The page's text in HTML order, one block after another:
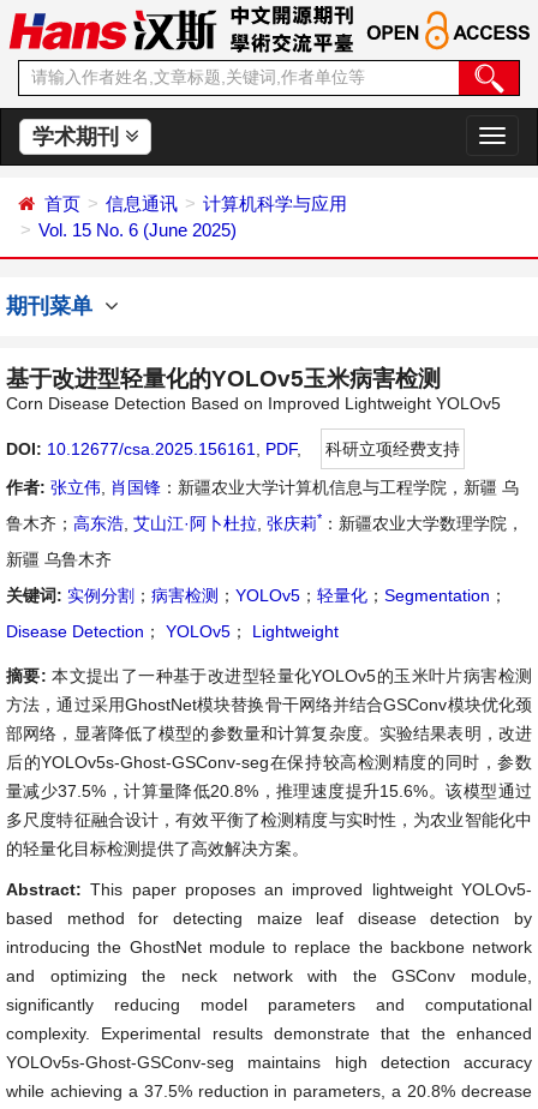
学术期刊
切
换
首页 信息通讯
计算机科学与应用
Vol. 15 No. 6 (June 2025)
期刊菜单
基于改进型轻量化的YOLOv5玉米病害检测
Corn Disease Detection Based on Improved Lightweight YOLOv5
DOI: 10.12677/csa.2025.156161 PDF,
科研立项经费支持
作者: 张立伟 肖国锋 ：新疆农业大学计算机信息与工程学院，新疆 乌
鲁木齐； 高东浩 艾山江·阿卜杜拉 张庆莉* ：新疆农业大学数理学院，
新疆 乌鲁木齐
关键词: 实例分割 ； 病害检测 ； YOLOv5 ； 轻量化 ； Segmentation ；
Disease Detection ； YOLOv5 ； Lightweight
摘要:本文提出了一种基于改进型轻量化YOLOv5的玉米叶片病害检测
方法，通过采用GhostNet模块替换骨干网络并结合GSConv模块优化颈
部网络，显著降低了模型的参数量和计算复杂度。实验结果表明，改进
后的YOLOv5s-Ghost-GSConv-seg在保持较高检测精度的同时，参数
量减少37.5%，计算量降低20.8%，推理速度提升15.6%。该模型通过
多尺度特征融合设计，有效平衡了检测精度与实时性，为农业智能化中
的轻量化目标检测提供了高效解决方案。
Abstract:This paper proposes an improved lightweight YOLOv5-
based method for detecting maize leaf disease detection by
introducing the GhostNet module to replace the backbone network
and optimizing the neck network with the GSConv module,
significantly reducing model parameters and computational
complexity. Experimental results demonstrate that the enhanced
YOLOv5s-Ghost-GSConv-seg maintains high detection accuracy
while achieving a 37.5% reduction in parameters, a 20.8% decrease